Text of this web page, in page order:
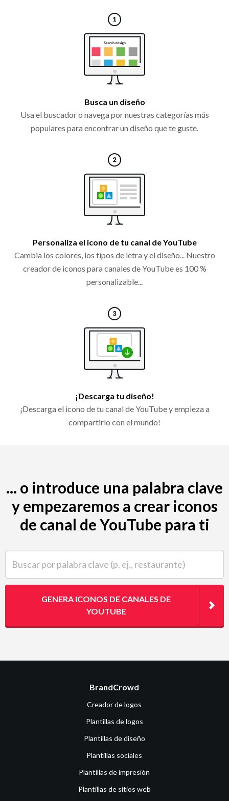
Busca un diseño
Usa el buscador o navega por nuestras categorías más
populares para encontrar un diseño que te guste.
Personaliza el icono de tu canal de YouTube
Cambia los colores, los tipos de letra y el diseño... Nuestro
creador de iconos para canales de YouTube es 100 %
personalizable...
¡Descarga tu diseño!
¡Descarga el icono de tu canal de YouTube y empieza a
compartirlo con el mundo!
... o introduce una palabra clave
y empezaremos a crear iconos
de canal de YouTube para ti
GENERA ICONOS DE CANALES DE
YOUTUBE
BrandCrowd
Creador de logos
Plantillas de logos
Plantillas de diseño
Plantillas sociales
Plantillas de impresión
Plantillas de sitios web